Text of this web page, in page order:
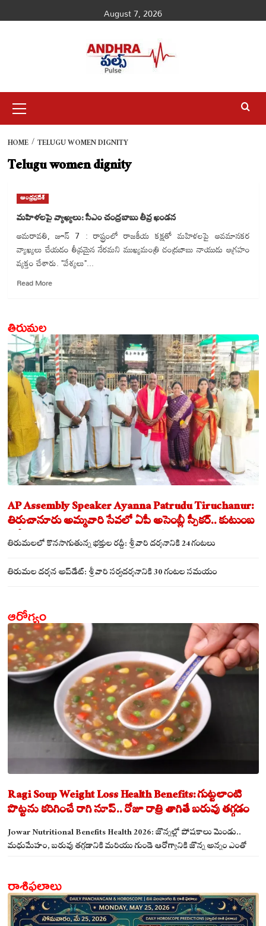
to
August 7, 2026
Menu
HOME TELUGU WOMEN DIGNITY
Telugu women dignity
ఆంధ్రప్రదేశ్
మహిళలపై వ్యాఖ్యలు: సీఎం చంద్రబాబు తీవ్ర ఖండన
అమరావతి, జూన్ 7 : రాష్ట్రంలో రాజకీయ కక్షతో మహిళలపై అవమానకర
వ్యాఖ్యలు చేయడం తీవ్రమైన నేరమని ముఖ్యమంత్రి చంద్రబాబు నాయుడు ఆగ్రహం
వ్యక్తం చేశారు. "వేశ్యలు"...
Read MoreRead
సీఎం
చంద్రబాబు
తీవ్ర
ఖండన
తిరుమల
AP Assembly Speaker Ayanna Patrudu Tiruchanur:
తిరుచానూరు అమ్మవారి సేవలో ఏపీ అసెంబ్లీ స్పీకర్.. కుటుంబ
సమేతంగా దర్శించుకున్న అయ్యన్నపాత్రుడు!
తిరుమలలో కొనసాగుతున్న భక్తుల రద్దీ: శ్రీవారి దర్శనానికి 24 గంటలు
తిరుమల దర్శన అప్‌డేట్: శ్రీవారి సర్వదర్శనానికి 30 గంటల సమయం
ఆరోగ్యం
Ragi Soup Weight Loss Health Benefits: గుట్టలాంటి
పొట్టను కరిగించే రాగి సూప్.. రోజూ రాత్రి తాగితే బరువు తగ్గడం
ఖాయం!
Jowar Nutritional Benefits Health 2026: జొన్నల్లో పోషకాలు మెండు..
మధుమేహం, బరువు తగ్గడానికి మరియు గుండె ఆరోగ్యానికి జొన్న అన్నం ఎంతో
రాశిఫలాలు